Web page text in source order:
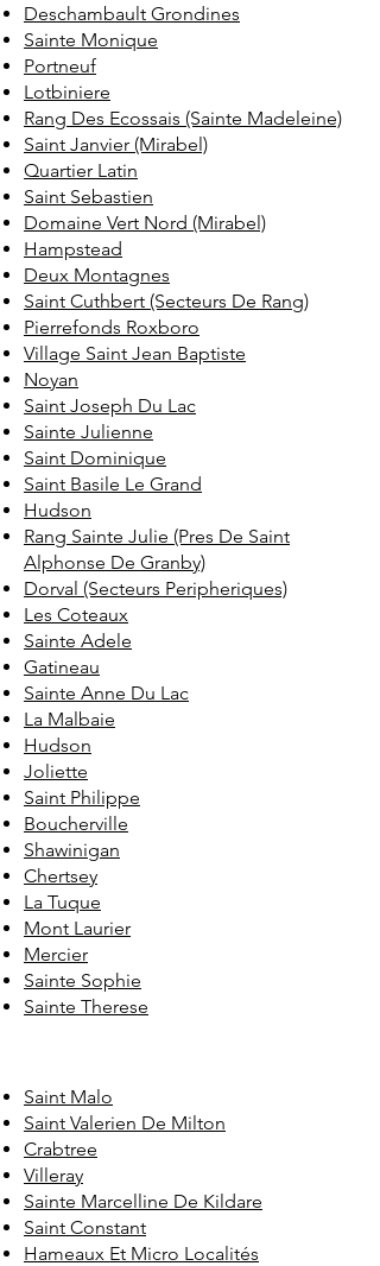
Deschambault Grondines
Sainte Monique
Portneuf
Lotbiniere
Rang Des Ecossais (Sainte Madeleine)
Saint Janvier (Mirabel)
Quartier Latin
Saint Sebastien
Domaine Vert Nord (Mirabel)
Hampstead
Deux Montagnes
Saint Cuthbert (Secteurs De Rang)
Pierrefonds Roxboro
Village Saint Jean Baptiste
Noyan
Saint Joseph Du Lac
Sainte Julienne
Saint Dominique
Saint Basile Le Grand
Hudson
Rang Sainte Julie (Pres De Saint
Alphonse De Granby)
Dorval (Secteurs Peripheriques)
Les Coteaux
Sainte Adele
Gatineau
Sainte Anne Du Lac
La Malbaie
Hudson
Joliette
Saint Philippe
Boucherville
Shawinigan
Chertsey
La Tuque
Mont Laurier
Mercier
Sainte Sophie
Sainte Therese
Saint Malo
Saint Valerien De Milton
Crabtree
Villeray
Sainte Marcelline De Kildare
Saint Constant
Hameaux Et Micro Localités